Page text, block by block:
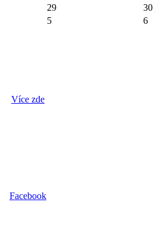
29
30
5 6
Více zde
Facebook